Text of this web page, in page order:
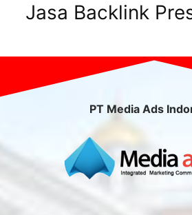
Jasa Backlink
PT Media Ads